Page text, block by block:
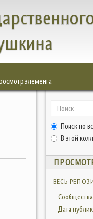
элемента
Поиск по
В этой
ВЕСЬ
Дата